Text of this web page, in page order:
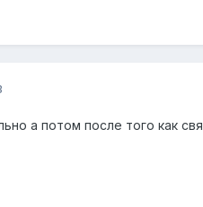
а потом после того как